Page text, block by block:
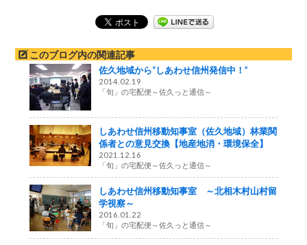
このブログ内の関連記事
佐久地域から“しあわせ信州発信中！”
2014.02.19
「旬」の宅配便～佐久っと通信～
しあわせ信州移動知事室（佐久地域）林業関
係者との意見交換【地産地消・環境保全】
2021.12.16
「旬」の宅配便～佐久っと通信～
しあわせ信州移動知事室 ～北相木村山村留
学視察～
2016.01.22
「旬」の宅配便～佐久っと通信～